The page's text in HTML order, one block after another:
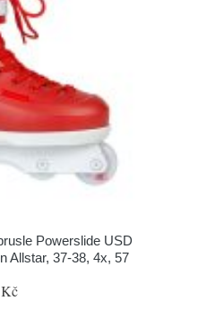
Powerslide USD
Allstar, 37-38, 4x, 57